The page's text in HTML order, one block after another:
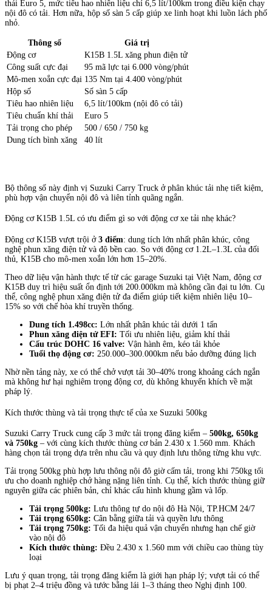
thải Euro 5, mức tiêu hao nhiên liệu chỉ 6,5 lít/100km trong điều kiện chạy
nội đô có tải. Hơn nữa, hộp số sàn 5 cấp giúp xe linh hoạt khi luồn lách phố
nhỏ.
Thông số
Giá trị
Động cơ
K15B 1.5L xăng phun điện tử
Công suất cực đại
95 mã lực tại 6.000 vòng/phút
Mô-men xoắn cực đại 135 Nm tại 4.400 vòng/phút
Hộp số
Số sàn 5 cấp
Tiêu hao nhiên liệu
6,5 lít/100km (nội đô có tải)
Tiêu chuẩn khí thải
Euro 5
Tải trọng cho phép
500 / 650 / 750 kg
Dung tích bình xăng
40 lít
Bộ thông số này định vị Suzuki Carry Truck ở phân khúc tải nhẹ tiết kiệm,
phù hợp vận chuyển nội đô và liên tỉnh quãng ngắn.
Động cơ K15B 1.5L có ưu điểm gì so với động cơ xe tải nhẹ khác?
Động cơ K15B vượt trội ở 3 điểm: dung tích lớn nhất phân khúc, công
nghệ phun xăng điện tử và độ bền cao. So với động cơ 1.2L–1.3L của đối
thủ, K15B cho mô-men xoắn lớn hơn 15–20%.
Theo dữ liệu vận hành thực tế từ các garage Suzuki tại Việt Nam, động cơ
K15B duy trì hiệu suất ổn định tới 200.000km mà không cần đại tu lớn. Cụ
thể, công nghệ phun xăng điện tử đa điểm giúp tiết kiệm nhiên liệu 10–
15% so với chế hòa khí truyền thống.
Dung tích 1.498cc: Lớn nhất phân khúc tải dưới 1 tấn
Phun xăng điện tử EFI: Tối ưu nhiên liệu, giảm khí thải
Cấu trúc DOHC 16 valve: Vận hành êm, kéo tải khỏe
Tuổi thọ động cơ: 250.000–300.000km nếu bảo dưỡng đúng lịch
Nhờ nền tảng này, xe có thể chở vượt tải 30–40% trong khoảng cách ngắn
mà không hư hại nghiêm trọng động cơ, dù không khuyến khích về mặt
pháp lý.
Kích thước thùng và tải trọng thực tế của xe Suzuki 500kg
Suzuki Carry Truck cung cấp 3 mức tải trọng đăng kiểm – 500kg, 650kg
và 750kg – với cùng kích thước thùng cơ bản 2.430 x 1.560 mm. Khách
hàng chọn tải trọng dựa trên nhu cầu và quy định lưu thông từng khu vực.
Tải trọng 500kg phù hợp lưu thông nội đô giờ cấm tải, trong khi 750kg tối
ưu cho doanh nghiệp chở hàng nặng liên tỉnh. Cụ thể, kích thước thùng giữ
nguyên giữa các phiên bản, chỉ khác cấu hình khung gầm và lốp.
Tải trọng 500kg: Lưu thông tự do nội đô Hà Nội, TP.HCM 24/7
Tải trọng 650kg: Cân bằng giữa tải và quyền lưu thông
Tải trọng 750kg: Tối đa hiệu quả vận chuyển nhưng hạn chế giờ
vào nội đô
Kích thước thùng: Đều 2.430 x 1.560 mm với chiều cao thùng tùy
loại
Lưu ý quan trọng, tải trọng đăng kiểm là giới hạn pháp lý; vượt tải có thể
bị phạt 2–4 triệu đồng và tước bằng lái 1–3 tháng theo Nghị định 100.